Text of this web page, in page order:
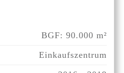
BGF: 90.000 m²
Einkaufszentrum